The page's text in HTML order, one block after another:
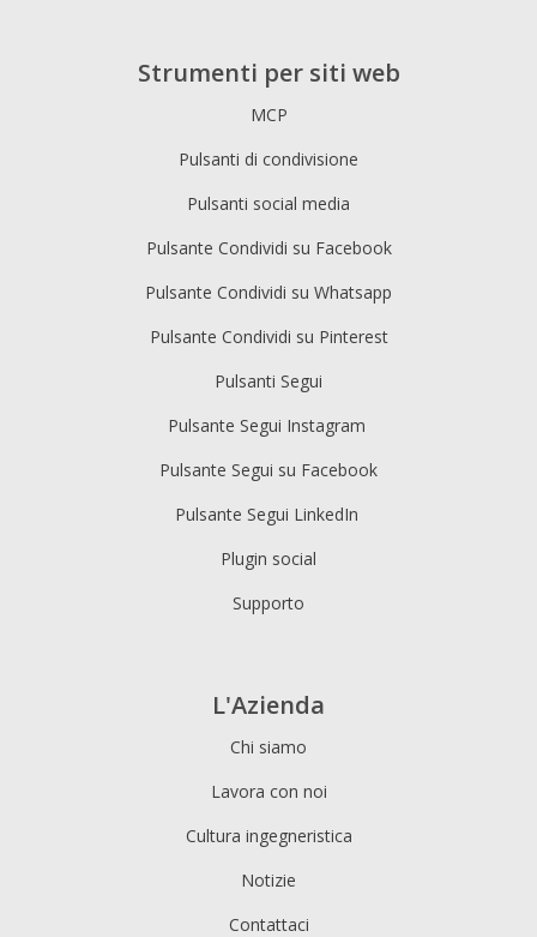
Strumenti per siti web
MCP
Pulsanti di condivisione
Pulsanti social media
Pulsante Condividi su Facebook
Pulsante Condividi su Whatsapp
Pulsante Condividi su Pinterest
Pulsanti Segui
Pulsante Segui Instagram
Pulsante Segui su Facebook
Pulsante Segui LinkedIn
Plugin social
Supporto
L'Azienda
Chi siamo
Lavora con noi
Cultura ingegneristica
Notizie
Contattaci